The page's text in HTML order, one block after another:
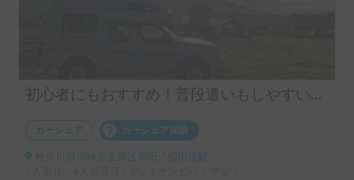
初心者にもおすすめ！普段遣いもしやすいピックアップトラックキャンピングカー！
カーシェア カーシェア保険
神奈川県川崎市多摩区布田, ' 稲田堤駅